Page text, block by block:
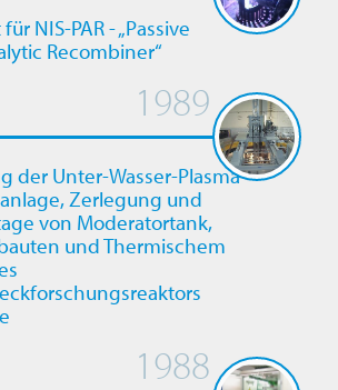
NIS-PAR - „Passive
Recombiner“
der Unter-Wasser-Plasma-
Zerlegung und
von Moderatortank,
und Thermischem
1989
1988